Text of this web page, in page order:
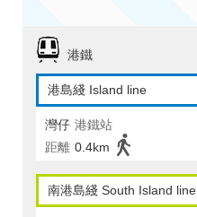
港鐵
港島綫 Island line
灣仔 港鐵站
距離 0.4km
南港島綫 South Island line